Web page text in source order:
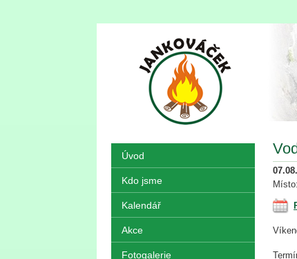
Úvod
Kdo jsme
Kalendář
Akce
Fotogalerie